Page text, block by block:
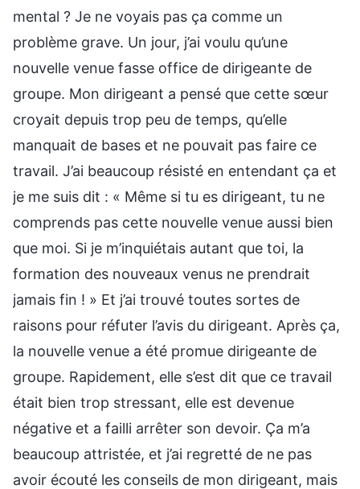
mental ? Je ne voyais pas ça comme un
problème grave. Un jour, j’ai voulu qu’une
nouvelle venue fasse office de dirigeante de
groupe. Mon dirigeant a pensé que cette sœur
croyait depuis trop peu de temps, qu’elle
manquait de bases et ne pouvait pas faire ce
travail. J’ai beaucoup résisté en entendant ça et
je me suis dit : « Même si tu es dirigeant, tu ne
comprends pas cette nouvelle venue aussi bien
que moi. Si je m’inquiétais autant que toi, la
formation des nouveaux venus ne prendrait
jamais fin ! » Et j’ai trouvé toutes sortes de
raisons pour réfuter l’avis du dirigeant. Après ça,
la nouvelle venue a été promue dirigeante de
groupe. Rapidement, elle s’est dit que ce travail
était bien trop stressant, elle est devenue
négative et a failli arrêter son devoir. Ça m’a
beaucoup attristée, et j’ai regretté de ne pas
avoir écouté les conseils de mon dirigeant, mais